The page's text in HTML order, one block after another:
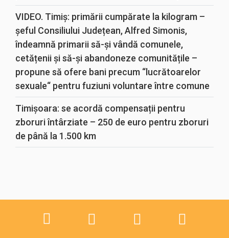
VIDEO. Timiș: primării cumpărate la kilogram –
șeful Consiliului Județean, Alfred Simonis,
îndeamnă primarii să-și vândă comunele,
cetățenii și să-și abandoneze comunitățile –
propune să ofere bani precum “lucrătoarelor
sexuale“ pentru fuziuni voluntare între comune
Timișoara: se acordă compensații pentru
zboruri întârziate – 250 de euro pentru zboruri
de până la 1.500 km